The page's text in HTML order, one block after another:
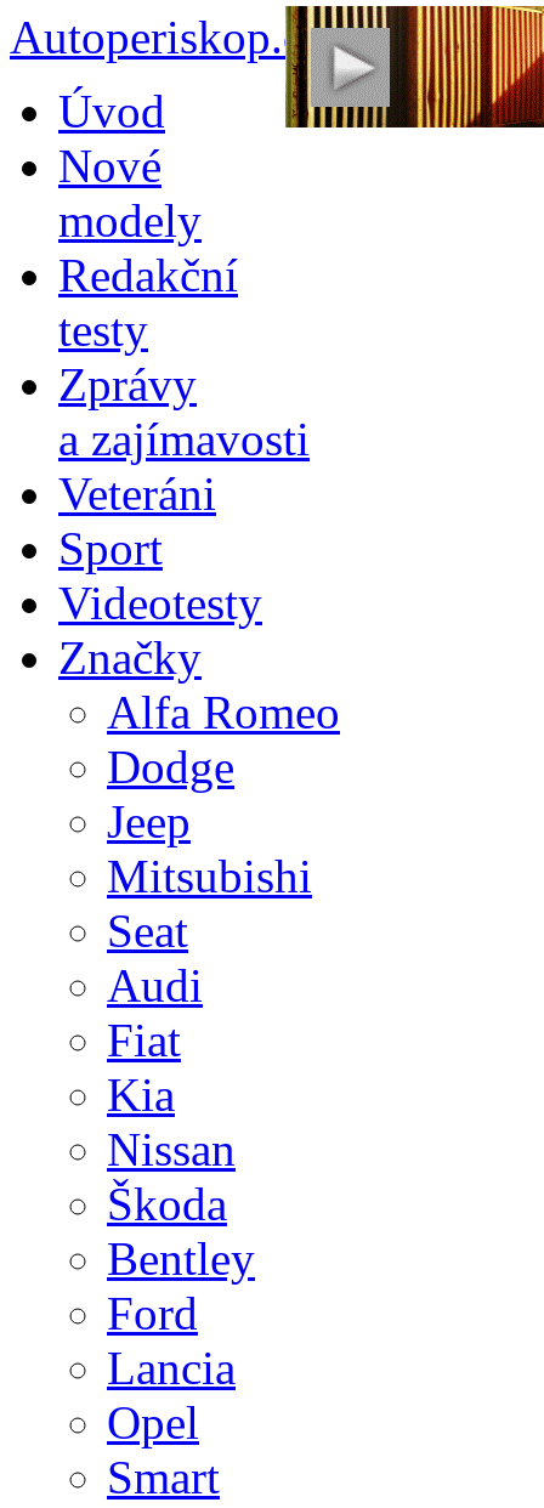
Autoperiskop.cz –
obsahu
webu
Úvod
Nové
modely
Redakční
testy
Zprávy
a zajímavosti
Veteráni
Sport
Videotesty
Značky
Alfa Romeo
Dodge
Jeep
Mitsubishi
Seat
Audi
Fiat
Kia
Nissan
Škoda
Bentley
Ford
Lancia
Opel
Smart